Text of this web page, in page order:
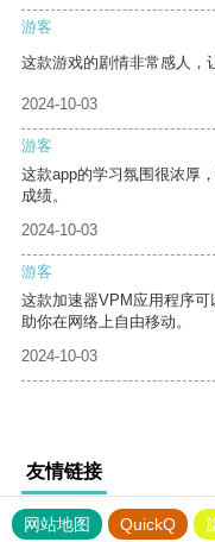
游客
这款游戏的剧情非常感人，
2024-10-03
游客
这款app的学习氛围很浓厚
成绩。
2024-10-03
游客
这款加速器VPM应用程序
助你在网络上自由移动。
2024-10-03
友情链接
网站地图 QuickQ